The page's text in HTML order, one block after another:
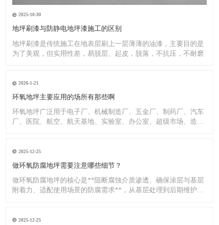
2025-10-30
地坪刷漆与防静电地坪漆施工的区别
地坪刷漆是传统施工在地表层刷上一层薄薄的油漆，主要目的是
为了美观，但实用性差，易脱层、起皮，脱落，不抗压，不耐磨
2026-1-21
环氧地坪主要应用的场所有那些啊
环氧地坪广泛用于电子厂、机械制造厂、五金厂、制药厂、汽车
厂、医院、航空、航天基地、实验室、办公室、超级市场、造纸
2025-12-25
做环氧防腐地坪需要注意哪些细节？
做环氧防腐地坪的核心是**阻断腐蚀介质渗透、确保涂层与基层
附着力、适配使用场景的防腐需求**，从基层处理到后期维护，
2025-12-25